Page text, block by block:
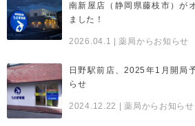
南新屋店（静岡県藤枝市）が
ました！
2026.04.1 | 薬局からお知らせ
日野駅前店、2025年1月開局
らせ
2024.12.22 | 薬局からお知らせ